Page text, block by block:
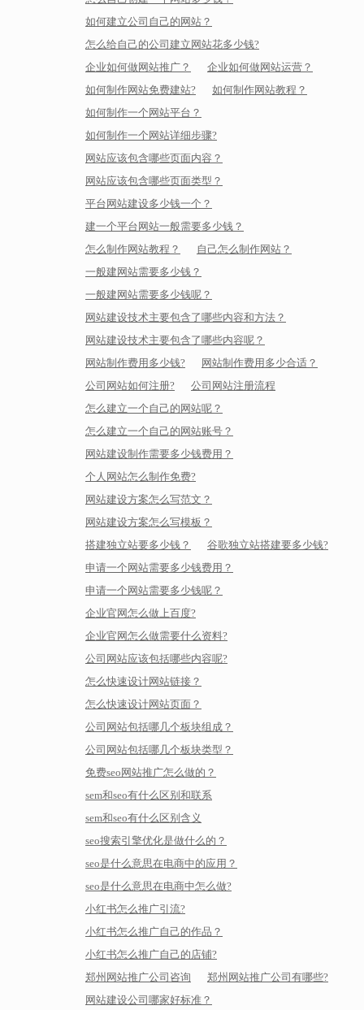
如何建立公司自己的网站？
怎么给自己的公司建立网站花多少钱?
企业如何做网站推广？
企业如何做网站运营？
如何制作网站免费建站?
如何制作网站教程？
如何制作一个网站平台？
如何制作一个网站详细步骤?
网站应该包含哪些页面内容？
网站应该包含哪些页面类型？
平台网站建设多少钱一个？
建一个平台网站一般需要多少钱？
怎么制作网站教程？
自己怎么制作网站？
一般建网站需要多少钱？
一般建网站需要多少钱呢？
网站建设技术主要包含了哪些内容和方法？
网站建设技术主要包含了哪些内容呢？
网站制作费用多少钱?
网站制作费用多少合适？
公司网站如何注册?
公司网站注册流程
怎么建立一个自己的网站呢？
怎么建立一个自己的网站账号？
网站建设制作需要多少钱费用？
个人网站怎么制作免费?
网站建设方案怎么写范文？
网站建设方案怎么写模板？
搭建独立站要多少钱？
谷歌独立站搭建要多少钱?
申请一个网站需要多少钱费用？
申请一个网站需要多少钱呢？
企业官网怎么做上百度?
企业官网怎么做需要什么资料?
公司网站应该包括哪些内容呢?
怎么快速设计网站链接？
怎么快速设计网站页面？
公司网站包括哪几个板块组成？
公司网站包括哪几个板块类型？
免费seo网站推广怎么做的？
sem和seo有什么区别和联系
sem和seo有什么区别含义
seo搜索引擎优化是做什么的？
seo是什么意思在电商中的应用？
seo是什么意思在电商中怎么做?
小红书怎么推广引流?
小红书怎么推广自己的作品？
小红书怎么推广自己的店铺?
郑州网站推广公司咨询
郑州网站推广公司有哪些?
网站建设公司哪家好标准？